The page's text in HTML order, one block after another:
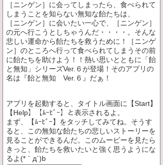
［ニンゲン］に会ってしまったら、食べられて
しまうことを知らない無知な飴たちは、
［ニンゲン］に会いたい一心で、［ニンゲン］
の元へ行こうとしちゃうんだ・・・・。そんな
悲しい運命から飴たちを救うために！［ニンゲ
ン］のところへ行って食べられてしまうその前
に飴たちを助けよう！！熱い思いとともに「飴
と無知」シリーズVer.６が登場！そのアプリの
名は『飴と無知 Ver.６』だぁ！
アプリを起動すると、タイトル画面に【Start】
【Help】【ﾑｰﾋﾞｰ】と表示されるよ。
まず、【ﾑｰﾋﾞｰ】をタッチしてみてね。そうす
ると、この無知な飴たちの悲しいストーリーを
見ることができるんだ。このムービーを見たら
きっと、飴たちを救いたいと強く思うようにな
るよ(*｀д´)b